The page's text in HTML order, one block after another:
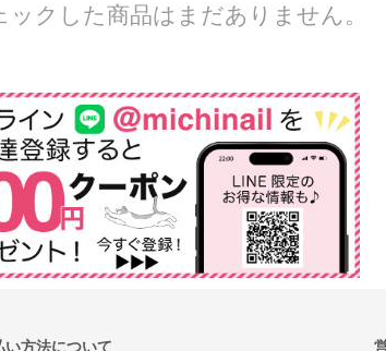
ックした商品はまだありません。
い方法について